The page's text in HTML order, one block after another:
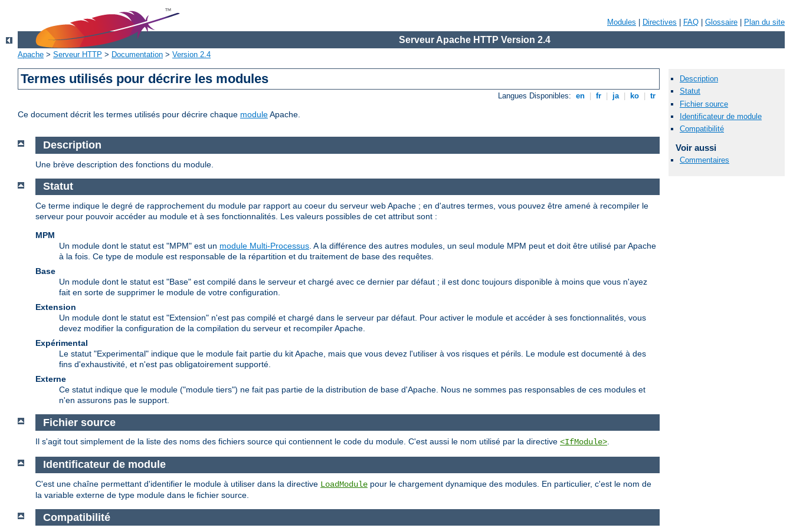
Modules Directives FAQ Glossaire Plan du site
Serveur Apache HTTP Version 2.4
Apache > Serveur HTTP > Documentation > Version 2.4
Termes utilisés pour décrire les modules
Langues Disponibles: en fr ja ko tr
Ce document décrit les termes utilisés pour décrire chaque moduleApache.
Description
Statut
Fichier source
Identificateur de module
Compatibilité
Voir aussi
Commentaires
Description
Une brève description des fonctions du module.
Statut
Ce terme indique le degré de rapprochement du module par rapport au coeur du serveur web Apache ; en d'autres termes, vous pouvez être amené à recompiler le
serveur pour pouvoir accéder au module et à ses fonctionnalités. Les valeurs possibles de cet attribut sont :
MPM
Un module dont le statut est "MPM" est un module Multi-Processus . A la différence des autres modules, un seul module MPM peut et doit être utilisé par Apache
à la fois. Ce type de module est responsable de la répartition et du traitement de base des requêtes.
Base
Un module dont le statut est "Base" est compilé dans le serveur et chargé avec ce dernier par défaut ; il est donc toujours disponible à moins que vous n'ayez
fait en sorte de supprimer le module de votre configuration.
Extension
Un module dont le statut est "Extension" n'est pas compilé et chargé dans le serveur par défaut. Pour activer le module et accéder à ses fonctionnalités, vous
devez modifier la configuration de la compilation du serveur et recompiler Apache.
Expérimental
Le statut "Experimental" indique que le module fait partie du kit Apache, mais que vous devez l'utiliser à vos risques et périls. Le module est documenté à des
fins d'exhaustivité, et n'est pas obligatoirement supporté.
Externe
Ce statut indique que le module ("module tiers") ne fait pas partie de la distribution de base d'Apache. Nous ne sommes pas responsables de ces modules et
n'en assurons pas le support.
Fichier source
Il s'agit tout simplement de la liste des noms des fichiers source qui contiennent le code du module. C'est aussi le nom utilisé par la directive <IfModule>.
Identificateur de module
C'est une chaîne permettant d'identifier le module à utiliser dans la directive LoadModule pour le chargement dynamique des modules. En particulier, c'est le nom de
la variable externe de type module dans le fichier source.
Compatibilité